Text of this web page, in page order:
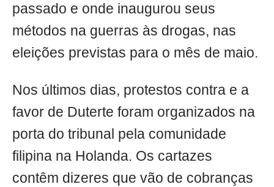
passado e onde inaugurou seus
métodos na guerras às drogas, nas
eleições previstas para o mês de maio.
Nos últimos dias, protestos contra e a
favor de Duterte foram organizados na
porta do tribunal pela comunidade
filipina na Holanda. Os cartazes
contêm dizeres que vão de cobranças